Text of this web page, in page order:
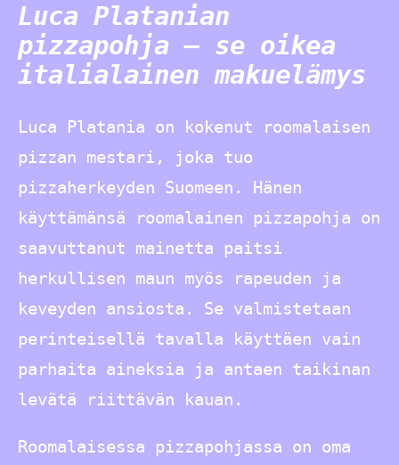
Luca Platanian
pizzapohja – se oikea
italialainen makuelämys
Luca Platania on kokenut roomalaisen
pizzan mestari, joka tuo
pizzaherkeyden Suomeen. Hänen
käyttämänsä roomalainen pizzapohja on
saavuttanut mainetta paitsi
herkullisen maun myös rapeuden ja
keveyden ansiosta. Se valmistetaan
perinteisellä tavalla käyttäen vain
parhaita aineksia ja antaen taikinan
levätä riittävän kauan.
Roomalaisessa pizzapohjassa on oma